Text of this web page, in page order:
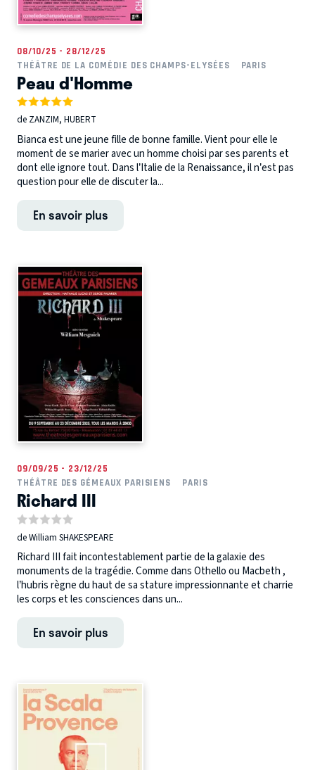
08/10/25 - 28/12/25
THÉÂTRE DE LA COMÉDIE DES CHAMPS-ELYSÉES
PARIS
Peau d'Homme
de ZANZIM, HUBERT
Bianca est une jeune fille de bonne famille. Vient pour elle le
moment de se marier avec un homme choisi par ses parents et
dont elle ignore tout. Dans l’Italie de la Renaissance, il n’est pas
question pour elle de discuter la...
En savoir plus
09/09/25 - 23/12/25
THÉÂTRE DES GÉMEAUX PARISIENS
PARIS
Richard III
de William SHAKESPEARE
Richard III fait incontestablement partie de la galaxie des
monuments de la tragédie. Comme dans Othello ou Macbeth ,
l’hubris règne du haut de sa stature impressionnante et charrie
les corps et les consciences dans un...
En savoir plus